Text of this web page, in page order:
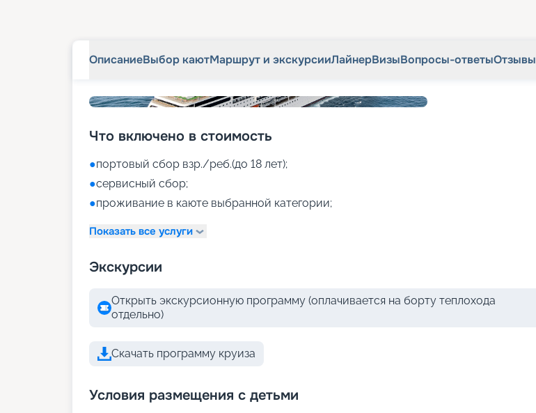
ОписаниеВыбор каютМаршрут и экскурсииЛайнерВизыВопросы-ответыОтзывы
Что включено в стоимость
●портовый сбор взр./реб.(до 18 лет);
●сервисный сбор;
●проживание в каюте выбранной категории;
Показать все услуги
Экскурсии
Открыть экскурсионную программу (оплачивается на борту теплохода
отдельно)
Скачать программу круиза
Условия размещения с детьми